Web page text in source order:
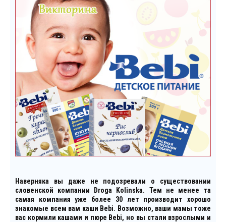
Наверняка вы даже не подозревали о существовании
словенской компании Droga Kolinska. Тем не менее та
самая компания уже более 30 лет производит хорошо
знакомые всем вам каши Bebi. Возможно, ваши мамы тоже
вас кормили кашами и пюре Bebi, но вы стали взрослыми и